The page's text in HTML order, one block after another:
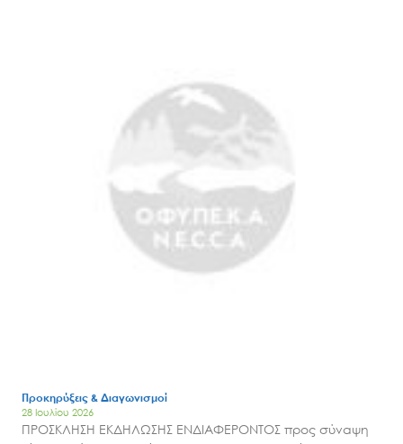
Ο.ΦΥ.ΠΕ.Κ.Α.
Εισιτήρια
Προκηρύξεις & Διαγωνισμοί
28 Ιουλίου 2026
ΠΡΟΣΚΛΗΣΗ ΕΚΔΗΛΩΣΗΣ ΕΝΔΙΑΦΕΡΟΝΤΟΣ προς σύναψη